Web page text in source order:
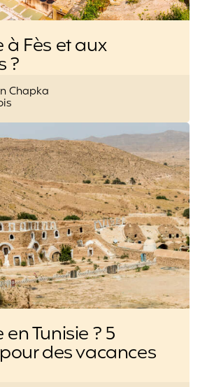
à Fès et aux
?
Chapka
Tunisie ? 5
des vacances